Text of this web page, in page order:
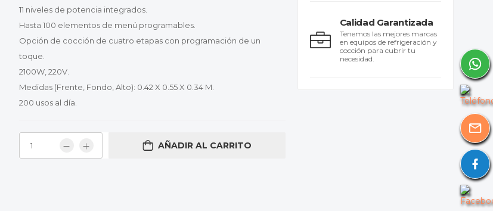
11 niveles de potencia integrados.
Hasta 100 elementos de menú programables.
Opción de cocción de cuatro etapas con programación de un
toque.
2100W, 220V.
Medidas (Frente, Fondo, Alto): 0.42 X 0.55 X 0.34 M.
200 usos al día.
AÑADIR AL CARRITO
Calidad Garantizada
Tenemos las mejores marcas
en equipos de refrigeración y
cocción para cubrir tu
necesidad.